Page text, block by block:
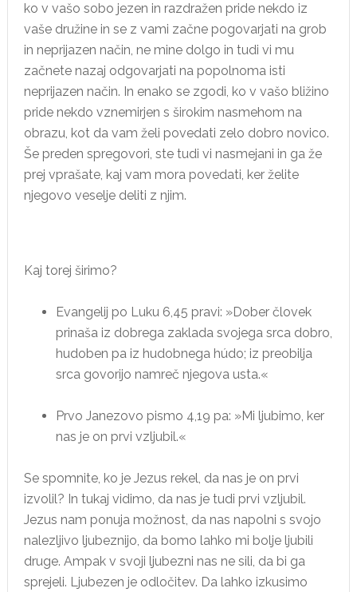
ko v vašo sobo jezen in razdražen pride nekdo iz
vaše družine in se z vami začne pogovarjati na grob
in neprijazen način, ne mine dolgo in tudi vi mu
začnete nazaj odgovarjati na popolnoma isti
neprijazen način. In enako se zgodi, ko v vašo bližino
pride nekdo vznemirjen s širokim nasmehom na
obrazu, kot da vam želi povedati zelo dobro novico.
Še preden spregovori, ste tudi vi nasmejani in ga že
prej vprašate, kaj vam mora povedati, ker želite
njegovo veselje deliti z njim.
Kaj torej širimo?
Evangelij po Luku 6,45 pravi: »Dober človek
prinaša iz dobrega zaklada svojega srca dobro,
hudoben pa iz hudobnega húdo; iz preobilja
srca govorijo namreč njegova usta.«
Prvo Janezovo pismo 4,19 pa: »Mi ljubimo, ker
nas je on prvi vzljubil.«
Se spomnite, ko je Jezus rekel, da nas je on prvi
izvolil? In tukaj vidimo, da nas je tudi prvi vzljubil.
Jezus nam ponuja možnost, da nas napolni s svojo
nalezljivo ljubeznijo, da bomo lahko mi bolje ljubili
druge. Ampak v svoji ljubezni nas ne sili, da bi ga
sprejeli. Ljubezen je odločitev. Da lahko izkusimo